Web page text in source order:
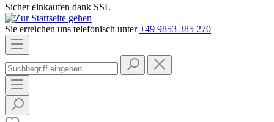
Sicher einkaufen dank SSL
Sie erreichen uns telefonisch unter +49 9853 385 270